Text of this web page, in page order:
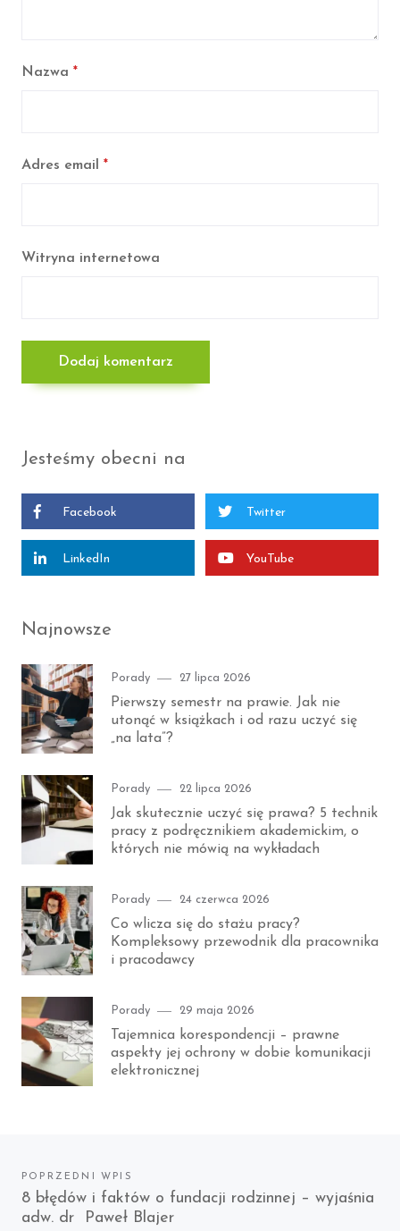
Nazwa *
Adres email *
Witryna internetowa
Jesteśmy obecni na
Facebook Twitter
LinkedIn YouTube
Najnowsze
Category
Porady
Posted
27 lipca 2026
Pierwszy semestr na prawie. Jak nie
utonąć w książkach i od razu uczyć się
„na lata”?
Category
Porady
Posted
22 lipca 2026
Jak skutecznie uczyć się prawa? 5 technik
pracy z podręcznikiem akademickim, o
których nie mówią na wykładach
Category
Porady
Posted
24 czerwca 2026
Co wlicza się do stażu pracy?
Kompleksowy przewodnik dla pracownika
i pracodawcy
Category
Porady
Posted
on
29 maja 2026
Tajemnica korespondencji – prawne
aspekty jej ochrony w dobie komunikacji
elektronicznej
Nawigacja
wpisu
POPRZEDNI WPIS
Previous
post:
8 błędów i faktów o fundacji rodzinnej – wyjaśnia
adw. dr Paweł Blajer